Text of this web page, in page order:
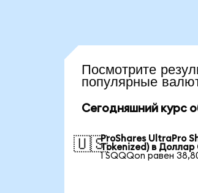
Посмотрите
популярные
Сегодняшний курс
🇺🇸ProShares UltraPro
Tokenized) в
1 SQQQon равен